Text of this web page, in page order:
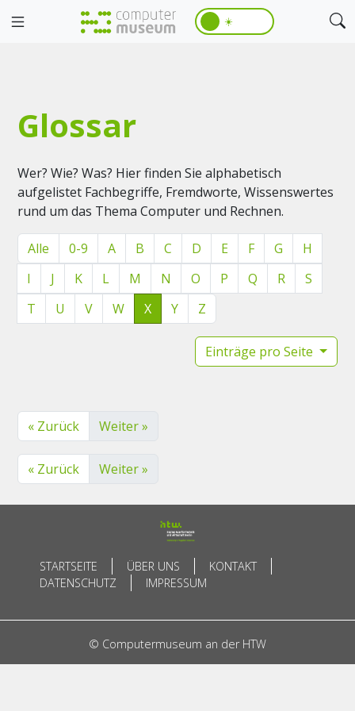
☀️
Glossar
Wer? Wie? Was? Hier finden Sie alphabetisch
aufgelistet Fachbegriffe, Fremdworte, Wissenswertes
rund um das Thema Computer und Rechnen.
Alle 0-9 A B C D E F G
H
I
J K L M N O P Q R
S
T
U V W X Y Z
Einträge pro Seite
« Zurück Weiter »
« Zurück Weiter »
STARTSEITE ÜBER UNS
KONTAKT
DATENSCHUTZ
IMPRESSUM
© Computermuseum an der HTW